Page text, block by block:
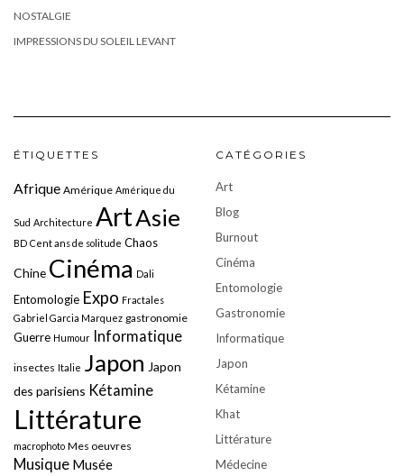
NOSTALGIE
IMPRESSIONS DU SOLEIL LEVANT
ÉTIQUETTES
Afrique Amérique Amérique du
Sud Architecture ArtAsie
BD Cent ans de solitude Chaos
Chine Cinéma Dali
Entomologie Expo Fractales
Gabriel Garcia Marquez gastronomie
Guerre Humour Informatique
insectes Italie Japon Japon
des parisiens Kétamine
Littérature
macrophoto Mes oeuvres
Musique Musée
CATÉGORIES
Art
Blog
Burnout
Cinéma
Entomologie
Gastronomie
Informatique
Japon
Kétamine
Khat
Littérature
Médecine